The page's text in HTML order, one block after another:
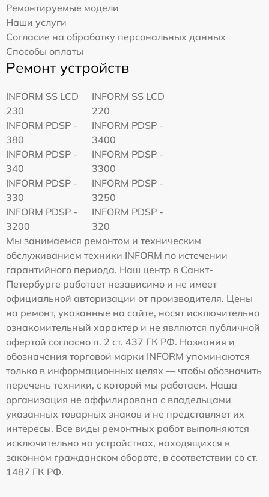
Ремонтируемые модели
Наши услуги
Согласие на обработку персональных данных
Способы оплаты
Ремонт устройств
INFORM SS LCD
230
INFORM SS LCD
220
INFORM PDSP -
380
INFORM PDSP -
3400
INFORM PDSP -
340
INFORM PDSP -
3300
INFORM PDSP -
330
INFORM PDSP -
3250
INFORM PDSP -
3200
INFORM PDSP -
320
Мы занимаемся ремонтом и техническим
обслуживанием техники INFORM по истечении
гарантийного периода. Наш центр в Санкт-
Петербурге работает независимо и не имеет
официальной авторизации от производителя. Цены
на ремонт, указанные на сайте, носят исключительно
ознакомительный характер и не являются публичной
офертой согласно п. 2 ст. 437 ГК РФ. Названия и
обозначения торговой марки INFORM упоминаются
только в информационных целях — чтобы обозначить
перечень техники, с которой мы работаем. Наша
организация не аффилирована с владельцами
указанных товарных знаков и не представляет их
интересы. Все виды ремонтных работ выполняются
исключительно на устройствах, находящихся в
законном гражданском обороте, в соответствии со ст.
1487 ГК РФ.